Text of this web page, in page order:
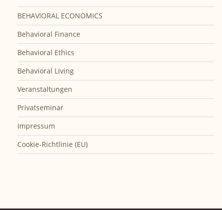
BEHAVIORAL ECONOMICS
Behavioral Finance
Behavioral Ethics
Behavioral Living
Veranstaltungen
Privatseminar
Impressum
Cookie-Richtlinie (EU)